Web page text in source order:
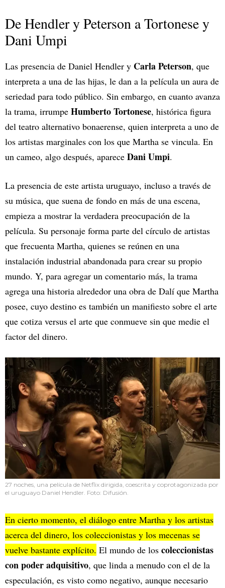
De Hendler y Peterson a Tortonese y
Dani Umpi
Las presencia de Daniel Hendler y Carla Peterson, que
interpreta a una de las hijas, le dan a la película un aura de
seriedad para todo público. Sin embargo, en cuanto avanza
la trama, irrumpe Humberto Tortonese, histórica figura
del teatro alternativo bonaerense, quien interpreta a uno de
los artistas marginales con los que Martha se vincula. En
un cameo, algo después, aparece Dani Umpi.
La presencia de este artista uruguayo, incluso a través de
su música, que suena de fondo en más de una escena,
empieza a mostrar la verdadera preocupación de la
película. Su personaje forma parte del círculo de artistas
que frecuenta Martha, quienes se reúnen en una
instalación industrial abandonada para crear su propio
mundo. Y, para agregar un comentario más, la trama
agrega una historia alrededor una obra de Dalí que Martha
posee, cuyo destino es también un manifiesto sobre el arte
que cotiza versus el arte que conmueve sin que medie el
factor del dinero.
27 noches, una película de Netflix dirigida, coescrita y coprotagonizada por
el uruguayo Daniel Hendler. Foto: Difusión.
En cierto momento, el diálogo entre Martha y los artistas
acerca del dinero, los coleccionistas y los mecenas se
vuelve bastante explícito. El mundo de los coleccionistas
con poder adquisitivo, que linda a menudo con el de la
especulación, es visto como negativo, aunque necesario